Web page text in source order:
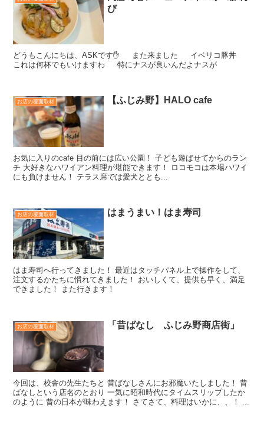
び
どうもこんにちは、ASKです✋ また来ました イベリコ豚丼
これは何杯でもいけますわ 特にナスが良いんだよナスが
お店の覆面取材 【ふじみ野】HALO cafe
お気に入りのcafe 目の前には広い公園！ 子ども遊ばせてからのラン
チ 大好きなハワイアン料理が堪能できます！ ロコモコは本場ハワイ
にも負けません！ テラス席では愛犬ととも...
お店の覆面取材 はまうまい！はま寿司
はま寿司へ行ってきました！ 最近はタッチパネル上で操作をして、
注文するかたちに慣れてきました！ おいしくて、提供も早く、満足
できました！ また行きます！
お店の覆面取材 「昔ばなし ふじみ野商店街」
今回は、校舎の先生たちと 昔ばなしさんにお邪魔いたしました！ 昔
ばなしという店名のとおり 一気に昭和時代にタイムスリップしたか
のように 昔の日本が味わえます！ さてさて、料理はいかに、、！ ...